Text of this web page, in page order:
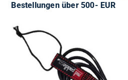
Bestellungen über 500- EUR